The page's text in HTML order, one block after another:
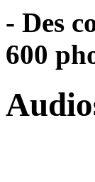
- Des
600